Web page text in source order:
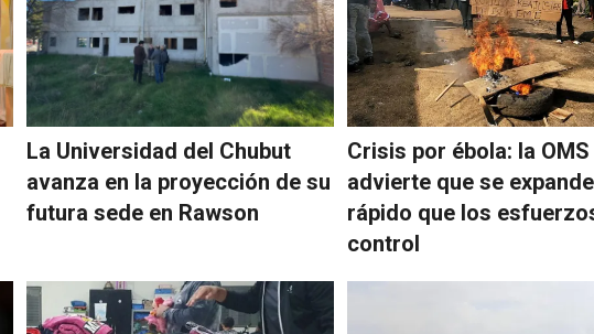
La Universidad del Chubut
avanza en la proyección de su
futura sede en Rawson
Crisis por ébola: la OMS
advierte que se
rápido que los
control